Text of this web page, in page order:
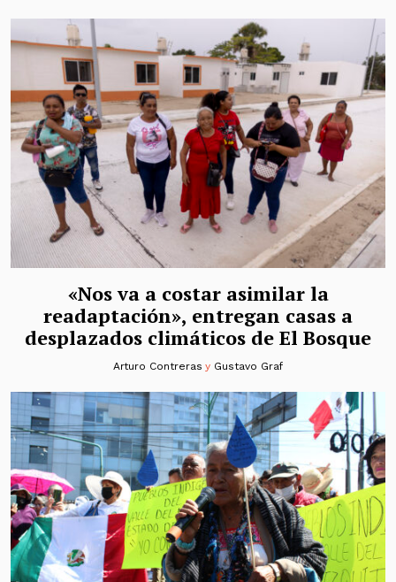
«Nos va a costar asimilar la
readaptación», entregan casas a
desplazados climáticos de El Bosque
Arturo Contreras y Gustavo Graf